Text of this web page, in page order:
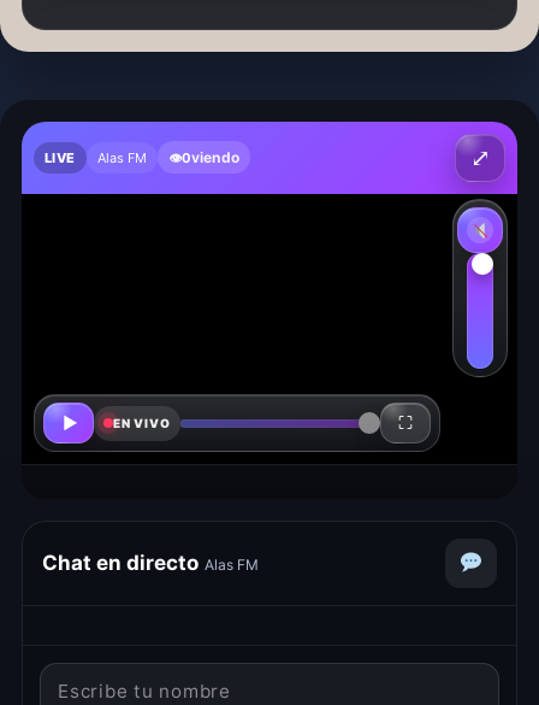
LIVE Alas FM 👁0viendo ⤢
Activar
▶ EN VIVO ⛶
Chat en directo Alas FM